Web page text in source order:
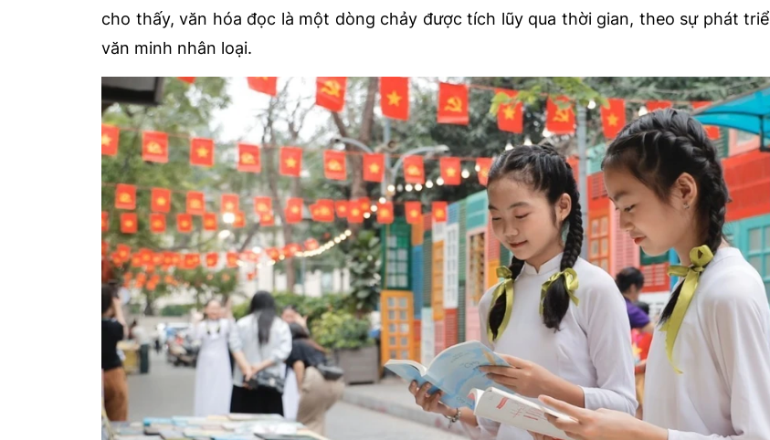
cho thấy, văn hóa đọc là một dòng chảy được tích lũy qua thời gian, theo sự phát
văn minh nhân loại.